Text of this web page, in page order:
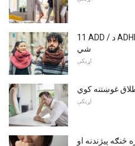
11 ADD / د ADHD چلند چې ستاسو واده قتل کولی
شي
اړیکې
غوښتنه کوي
اړیکې
پیژندنه او